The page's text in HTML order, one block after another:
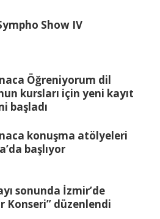
Show IV
Öğreniyorum dil
kursları için yeni kayıt
başladı
konuşma atölyeleri
başlıyor
sonunda İzmir’de
Konseri” düzenlendi